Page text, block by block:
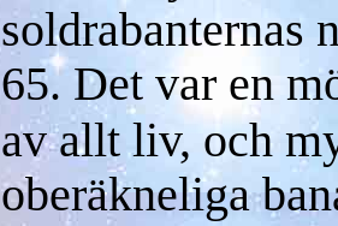
soldrabanternas
65. Det var en
av allt liv, och
oberäkneliga